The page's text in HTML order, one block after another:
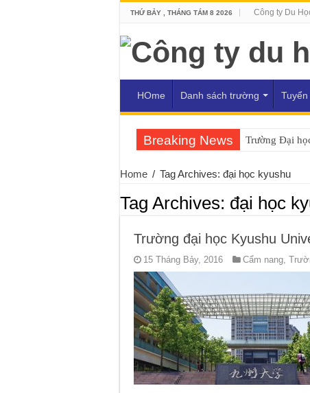
THỨ BẢY , THÁNG TÁM 8 2026 Công ty Du
HOme Danh sách trường Tuyển
Breaking News Trường Đại
Home / Tag Archives: đại học kyushu
Tag Archives: đại học
Trường đại học Kyushu
15 Tháng Bảy, 2016 Cẩm nang,